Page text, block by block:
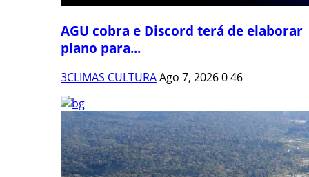
AGU cobra e Discord terá de elaborar
plano para...
3CLIMAS CULTURAAgo 7, 2026046